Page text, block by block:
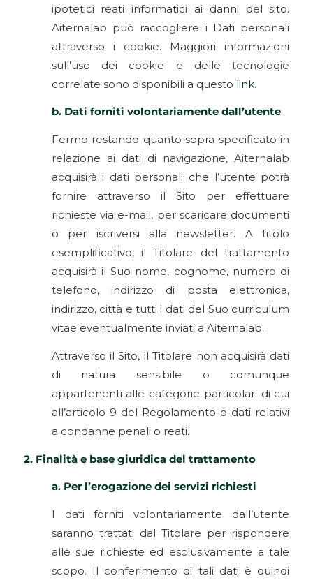
ipotetici reati informatici ai danni del sito.
Aiternalab può raccogliere i Dati personali
attraverso i cookie. Maggiori informazioni
sull’uso dei cookie e delle tecnologie
correlate sono disponibili a questo link.
b. Dati forniti volontariamente dall’utente
Fermo restando quanto sopra specificato in
relazione ai dati di navigazione, Aiternalab
acquisirà i dati personali che l’utente potrà
fornire attraverso il Sito per effettuare
richieste via e-mail, per scaricare documenti
o per iscriversi alla newsletter. A titolo
esemplificativo, il Titolare del trattamento
acquisirà il Suo nome, cognome, numero di
telefono, indirizzo di posta elettronica,
indirizzo, città e tutti i dati del Suo curriculum
vitae eventualmente inviati a Aiternalab.
Attraverso il Sito, il Titolare non acquisirà dati
di natura sensibile o comunque
appartenenti alle categorie particolari di cui
all’articolo 9 del Regolamento o dati relativi
a condanne penali o reati.
2. Finalità e base giuridica del trattamento
a. Per l’erogazione dei servizi richiesti
I dati forniti volontariamente dall’utente
saranno trattati dal Titolare per rispondere
alle sue richieste ed esclusivamente a tale
scopo. Il conferimento di tali dati è quindi